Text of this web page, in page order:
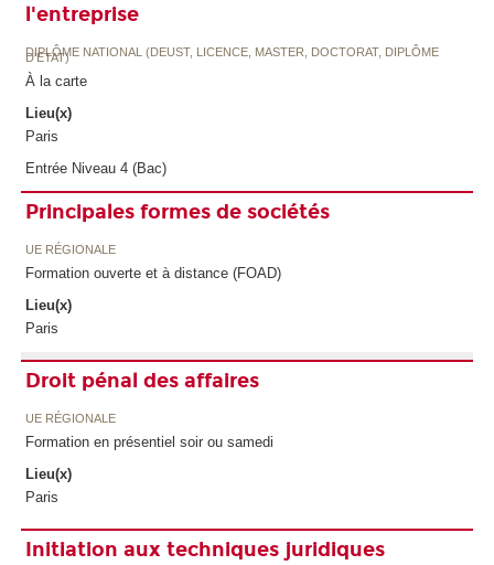
l'entreprise
DIPLÔME NATIONAL (DEUST, LICENCE, MASTER, DOCTORAT, DIPLÔME
D'ETAT)
À la carte
Lieu(x)
Paris
Entrée Niveau 4 (Bac)
Principales formes de sociétés
UE RÉGIONALE
Formation ouverte et à distance (FOAD)
Lieu(x)
Paris
Droit pénal des affaires
UE RÉGIONALE
Formation en présentiel soir ou samedi
Lieu(x)
Paris
Initiation aux techniques juridiques